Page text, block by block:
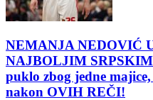
NEMANJA NEDOVIĆ
NAJBOLJIM
puklo zbog jedne
nakon OVIH REČI!